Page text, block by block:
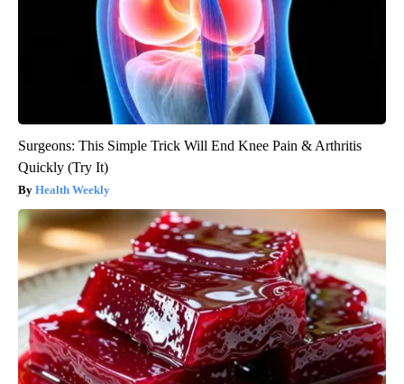
Surgeons: This Simple Trick Will End Knee Pain & Arthritis
Quickly (Try It)
Health Weekly